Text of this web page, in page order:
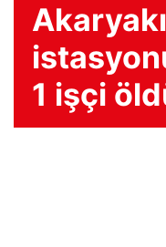
1 işçi